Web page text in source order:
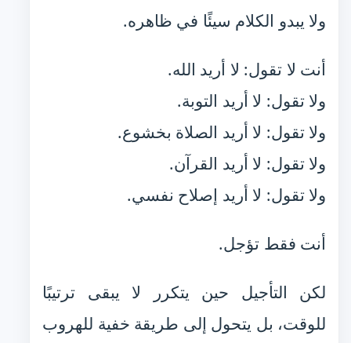
ولا يبدو الكلام سيئًا في ظاهره.
أنت لا تقول: لا أريد الله.
ولا تقول: لا أريد التوبة.
ولا تقول: لا أريد الصلاة بخشوع.
ولا تقول: لا أريد القرآن.
ولا تقول: لا أريد إصلاح نفسي.
أنت فقط تؤجل.
لكن التأجيل حين يتكرر لا يبقى ترتيبًا
للوقت، بل يتحول إلى طريقة خفية للهروب